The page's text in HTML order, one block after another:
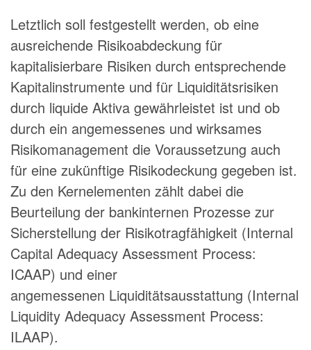
Letztlich soll festgestellt werden, ob eine
ausreichende Risikoabdeckung für
kapitalisierbare Risiken durch entsprechende
Kapitalinstrumente und für Liquiditätsrisiken
durch liquide Aktiva gewährleistet ist und ob
durch ein angemessenes und wirksames
Risikomanagement die Voraussetzung auch
für eine zukünftige Risikodeckung gegeben ist.
Zu den Kernelementen zählt dabei die
Beurteilung der bankinternen Prozesse zur
Sicherstellung der Risikotragfähigkeit (Internal
Capital Adequacy Assessment Process:
ICAAP) und einer
angemessenen Liquiditätsausstattung (Internal
Liquidity Adequacy Assessment Process:
ILAAP).